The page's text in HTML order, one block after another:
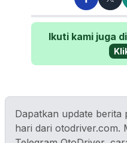
Ikuti kami juga
Dapatkan update berita
hari dari otodriver.com.